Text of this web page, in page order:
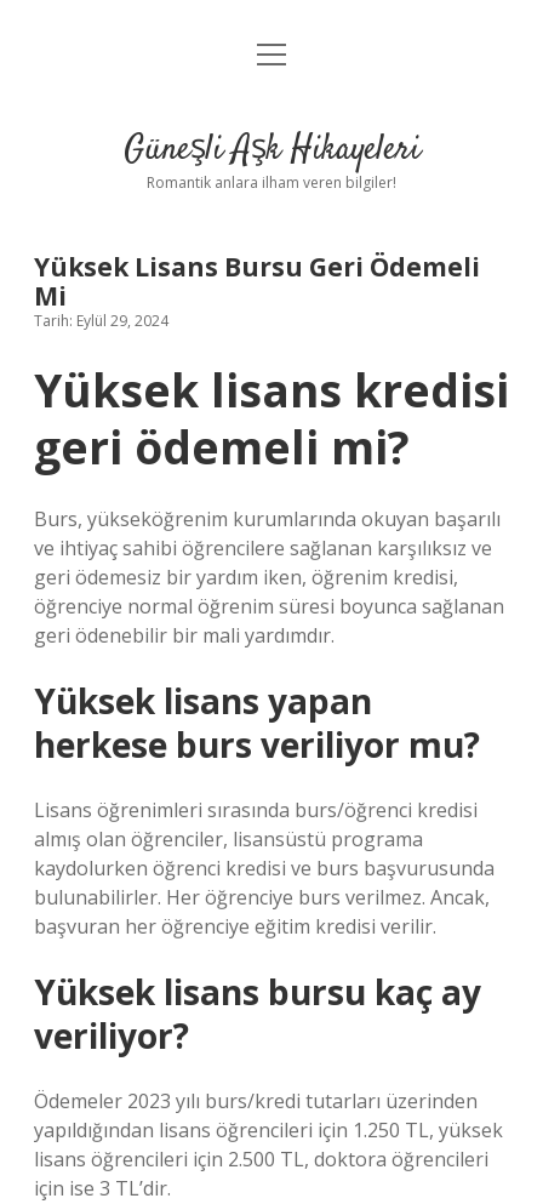
Anasayfa
Yasal Uyarı
menüyü
Güneşli Aşk Hikayeleri
Romantik anlara ilham veren bilgiler!
Yüksek Lisans Bursu Geri Ödemeli
Mi
Tarih: Eylül 29, 2024
Yüksek lisans kredisi
geri ödemeli mi?
Burs, yükseköğrenim kurumlarında okuyan başarılı
ve ihtiyaç sahibi öğrencilere sağlanan karşılıksız ve
geri ödemesiz bir yardım iken, öğrenim kredisi,
öğrenciye normal öğrenim süresi boyunca sağlanan
geri ödenebilir bir mali yardımdır.
Yüksek lisans yapan
herkese burs veriliyor mu?
Lisans öğrenimleri sırasında burs/öğrenci kredisi
almış olan öğrenciler, lisansüstü programa
kaydolurken öğrenci kredisi ve burs başvurusunda
bulunabilirler. Her öğrenciye burs verilmez. Ancak,
başvuran her öğrenciye eğitim kredisi verilir.
Yüksek lisans bursu kaç ay
veriliyor?
Ödemeler 2023 yılı burs/kredi tutarları üzerinden
yapıldığından lisans öğrencileri için 1.250 TL, yüksek
lisans öğrencileri için 2.500 TL, doktora öğrencileri
için ise 3 TL’dir.